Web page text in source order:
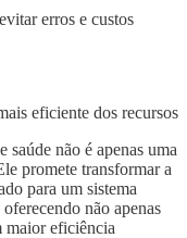
erros e custos
eficiente dos recursos
saúde não é apenas uma
promete transformar a
para um sistema
não apenas
maior eficiência